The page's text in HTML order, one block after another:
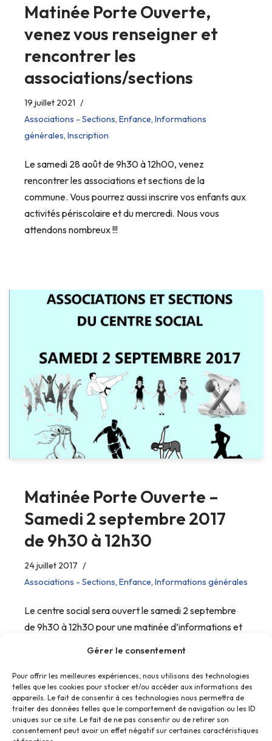
Gérer le consentement
Pour offrir les meilleures expériences, nous utilisons des technologies
telles que les cookies pour stocker et/ou accéder aux informations des
appareils. Le fait de consentir à ces technologies nous permettra de
traiter des données telles que le comportement de navigation ou les ID
uniques sur ce site. Le fait de ne pas consentir ou de retirer son
consentement peut avoir un effet négatif sur certaines caractéristiques
Matinée Porte Ouverte,
venez vous renseigner et
rencontrer les
associations/sections
19 juillet 2021
Associations - Sections, Enfance, Informations
générales, Inscription
Le samedi 28 août de 9h30 à 12h00, venez
rencontrer les associations et sections de la
commune. Vous pourrez aussi inscrire vos enfants aux
activités périscolaire et du mercredi. Nous vous
attendons nombreux !!!
Matinée Porte Ouverte –
Samedi 2 septembre 2017
de 9h30 à 12h30
24 juillet 2017
Associations - Sections, Enfance, Informations générales
Le centre social sera ouvert le samedi 2 septembre
de 9h30 à 12h30 pour une matinée d’informations et